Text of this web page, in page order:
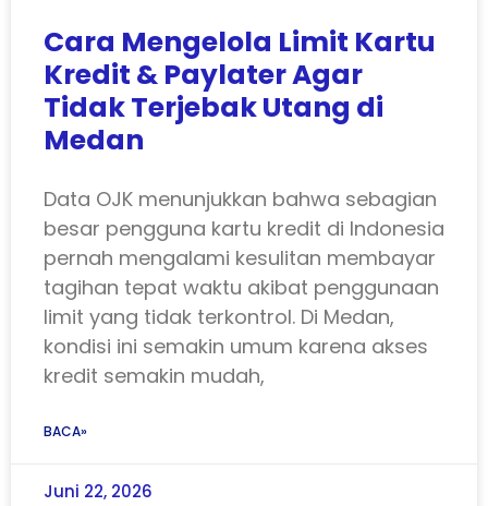
Cara Mengelola Limit Kartu
Kredit & Paylater Agar
Tidak Terjebak Utang di
Medan
Data OJK menunjukkan bahwa sebagian
besar pengguna kartu kredit di Indonesia
pernah mengalami kesulitan membayar
tagihan tepat waktu akibat penggunaan
limit yang tidak terkontrol. Di Medan,
kondisi ini semakin umum karena akses
kredit semakin mudah,
BACA»
Juni 22, 2026